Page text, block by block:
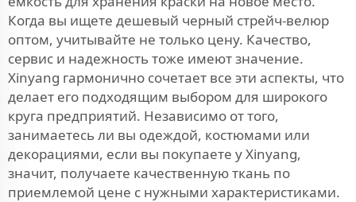
Когда вы ищете дешевый черный стрейч-велюр
оптом, учитывайте не только цену. Качество,
сервис и надежность тоже имеют значение.
Xinyang гармонично сочетает все эти аспекты, что
делает его подходящим выбором для широкого
круга предприятий. Независимо от того,
занимаетесь ли вы одеждой, костюмами или
декорациями, если вы покупаете у Xinyang,
значит, получаете качественную ткань по
приемлемой цене с нужными характеристиками.